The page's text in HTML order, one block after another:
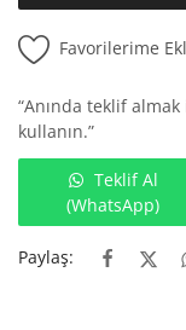
Favorilerime
“Anında teklif
kullanın.”
Teklif Al
(WhatsApp)
Paylaş: